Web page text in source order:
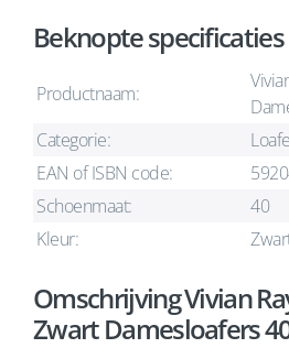
Beknopte specificaties
Productnaam:
Categorie:
EAN of ISBN code:
Schoenmaat:
40
Kleur:
Omschrijving Vivian
Zwart Damesloafers